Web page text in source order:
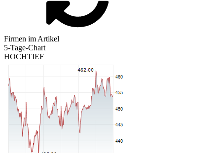
Firmen im Artikel
5-Tage-Chart
HOCHTIEF